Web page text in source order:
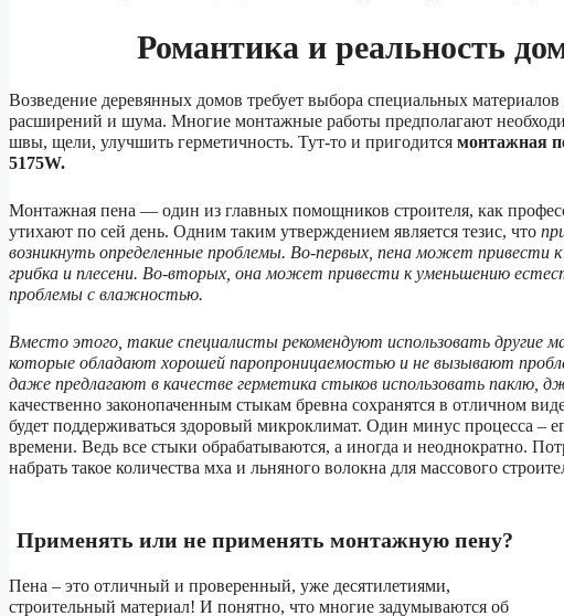
Романтика и реальность
Возведение деревянных домов требует выбора специальных
расширений и шума. Многие монтажные работы предполагают
швы, щели, улучшить герметичность. Тут-то и пригодится монтажная
5175W.
Монтажная пена — один из главных помощников строителя, как
утихают по сей день. Одним таким утверждением является тезис, что
возникнуть определенные проблемы. Во-первых, пена может привести
грибка и плесени. Во-вторых, она может привести к уменьшению
проблемы с влажностью.
Вместо этого, такие специалисты рекомендуют использовать другие
которые обладают хорошей паропроницаемостью и не вызывают
даже предлагают в качестве герметика стыков использовать паклю,
качественно законопаченным стыкам бревна сохранятся в отличном
будет поддерживаться здоровый микроклимат. Один минус процесса –
времени. Ведь все стыки обрабатываются, а иногда и неоднократно.
набрать такое количества мха и льняного волокна для массового
Применять или не применять монтажную пену?
Пена – это отличный и проверенный, уже десятилетиями,
строительный материал! И понятно, что многие задумываются об